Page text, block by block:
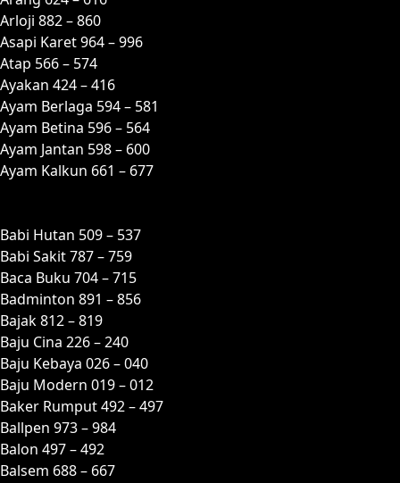
Arloji 882 – 860
Asapi Karet 964 – 996
Atap 566 – 574
Ayakan 424 – 416
Ayam Berlaga 594 – 581
Ayam Betina 596 – 564
Ayam Jantan 598 – 600
Ayam Kalkun 661 – 677
Babi Hutan 509 – 537
Babi Sakit 787 – 759
Baca Buku 704 – 715
Badminton 891 – 856
Bajak 812 – 819
Baju Cina 226 – 240
Baju Kebaya 026 – 040
Baju Modern 019 – 012
Baker Rumput 492 – 497
Ballpen 973 – 984
Balon 497 – 492
Balsem 688 – 667